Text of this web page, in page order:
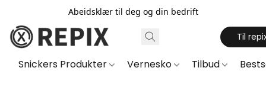
Abeidsklær til deg og din bedrift
Til
Snickers Produkter Vernesko Tilbud